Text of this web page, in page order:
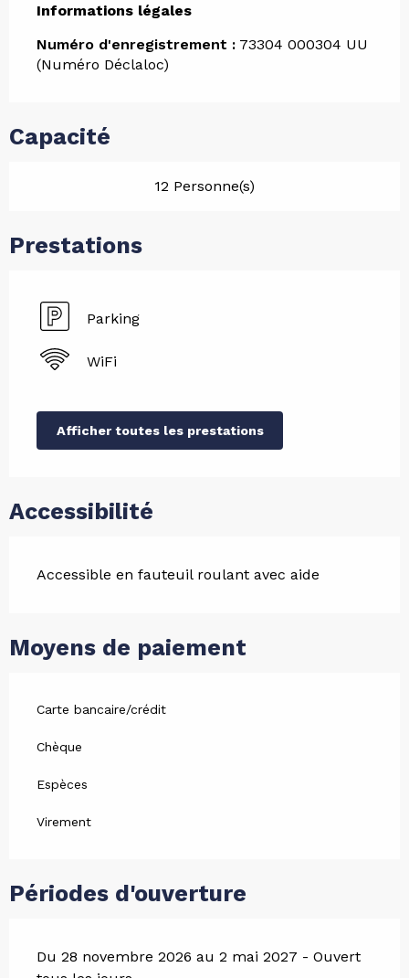
Informations légales
Informations légales
Numéro d'enregistrement : 73304 000304 UU
(Numéro Déclaloc)
Capacité
12 Personne(s)
Prestations
Parking
WiFi
Afficher toutes les prestations
Accessibilité
Accessible en fauteuil roulant avec aide
Moyens de paiement
Carte bancaire/crédit
Chèque
Espèces
Virement
Périodes d'ouverture
Du 28 novembre 2026 au 2 mai 2027 - Ouvert